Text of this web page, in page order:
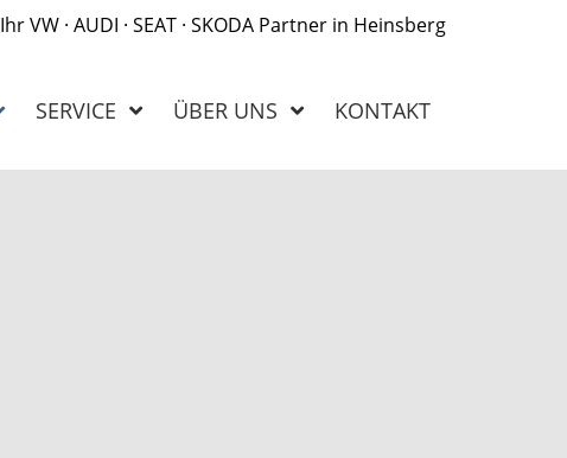
Ihr VW · AUDI · SEAT · SKODA Partner in Heinsberg
SERVICE ÜBER UNS KONTAKT